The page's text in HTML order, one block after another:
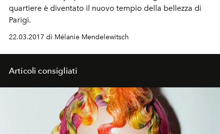
quartiere è diventato il nuovo tempio della bellezza di
Parigi.
22.03.2017 di Mélanie Mendelewitsch
Articoli consigliati